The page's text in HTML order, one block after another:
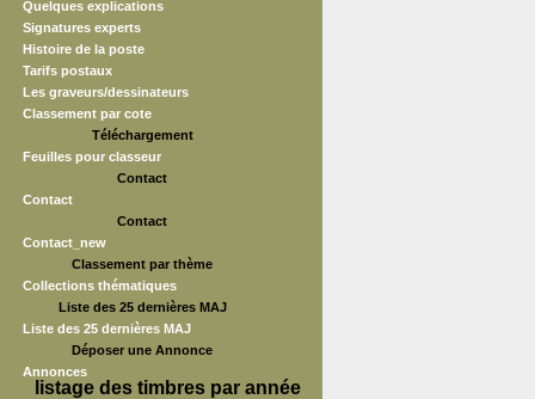
Quelques explications
Signatures experts
Histoire de la poste
Tarifs postaux
Les graveurs/dessinateurs
Classement par cote
Téléchargement
Feuilles pour classeur
Contact
Contact
Contact
Contact_new
Classement par thème
Collections thématiques
Liste des 25 dernières MAJ
Liste des 25 dernières MAJ
Déposer une Annonce
Annonces
listage des timbres par année